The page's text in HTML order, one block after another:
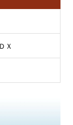
Ｘ